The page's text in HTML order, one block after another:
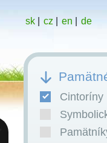
sk| cz en de
Cintoríny